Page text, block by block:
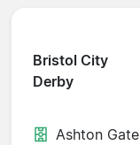
Bristol City
Derby
Ashton Gate